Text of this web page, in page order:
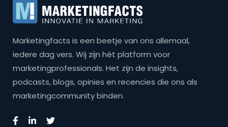
Marketingfacts is een beetje van ons allemaal,
iedere dag vers. Wij zijn hét platform voor
marketingprofessionals. Het zijn de insights,
podcasts, blogs, opinies en recencies die ons als
marketingcommunity binden.